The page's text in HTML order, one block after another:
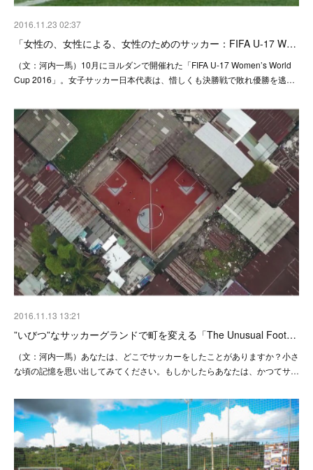
2016.11.23 02:37
「女性の、女性による、女性のためのサッカー：FIFA U-17 W…
（文：河内一馬）10月にヨルダンで開催れた「FIFA U-17 Women’s World
Cup 2016」。女子サッカー日本代表は、惜しくも決勝戦で敗れ優勝を逃…
2016.11.13 13:21
”いびつ”なサッカーグランドで町を変える「The Unusual Foot…
（文：河内一馬）あなたは、どこでサッカーをしたことがありますか？小さ
な頃の記憶を思い出してみてください。もしかしたらあなたは、かつてサ…